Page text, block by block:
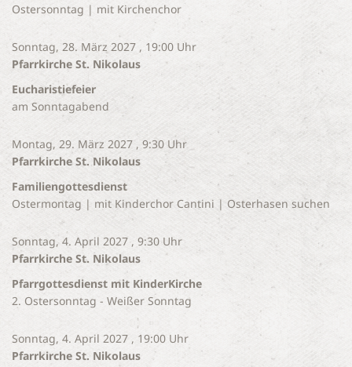
Ostersonntag | mit Kirchenchor
Sonntag, 28. März 2027 , 19:00 Uhr
Pfarrkirche St. Nikolaus
Eucharistiefeier
am Sonntagabend
Montag, 29. März 2027 , 9:30 Uhr
Pfarrkirche St. Nikolaus
Familiengottesdienst
Ostermontag | mit Kinderchor Cantini | Osterhasen suchen
Sonntag, 4. April 2027 , 9:30 Uhr
Pfarrkirche St. Nikolaus
Pfarrgottesdienst mit KinderKirche
2. Ostersonntag - Weißer Sonntag
Sonntag, 4. April 2027 , 19:00 Uhr
Pfarrkirche St. Nikolaus